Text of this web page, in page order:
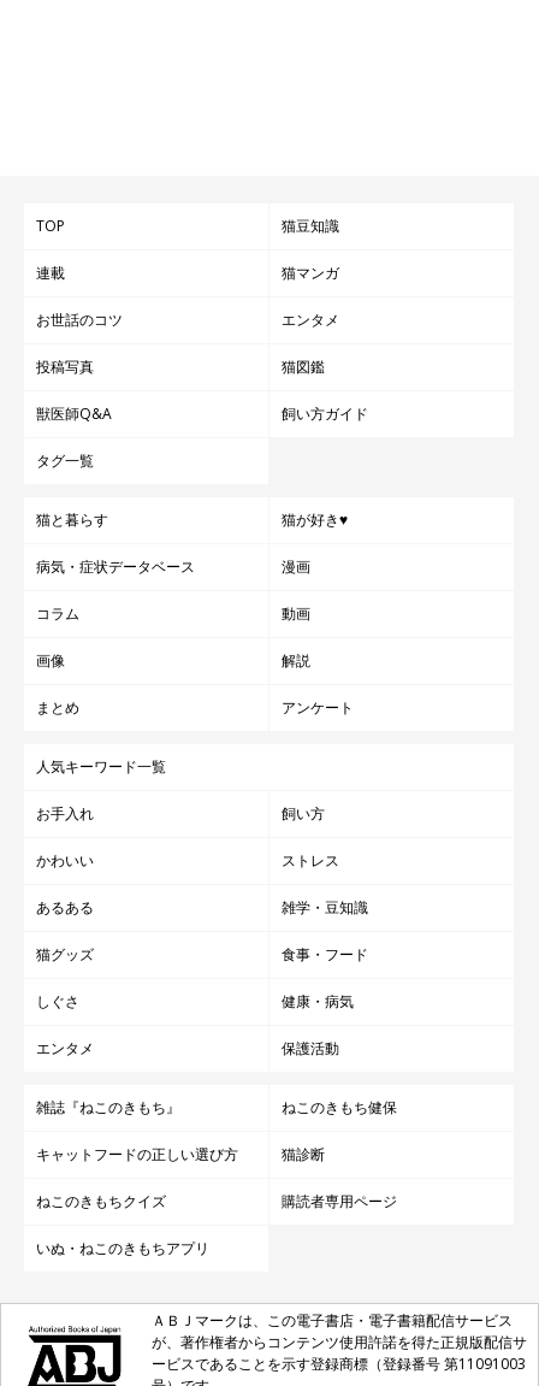
TOP 猫豆知識
連載 猫マンガ
お世話のコツ エンタメ
投稿写真 猫図鑑
獣医師Q&A 飼い方ガイド
タグ一覧
猫と暮らす 猫が好き♥
病気・症状データベース 漫画
コラム 動画
画像 解説
まとめ アンケート
人気キーワード一覧
お手入れ 飼い方
かわいい ストレス
あるある 雑学・豆知識
猫グッズ 食事・フード
しぐさ 健康・病気
エンタメ 保護活動
雑誌『ねこのきもち』 ねこのきもち健保
キャットフードの正しい選び方 猫診断
ねこのきもちクイズ 購読者専用ページ
いぬ・ねこのきもちアプリ
ＡＢＪマークは、この電子書店・電子書籍配信サービス
が、著作権者からコンテンツ使用許諾を得た正規版配信サ
ービスであることを示す登録商標（登録番号 第11091003